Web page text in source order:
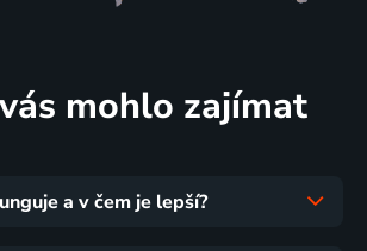
mohlo zajímat
a v čem je lepší?